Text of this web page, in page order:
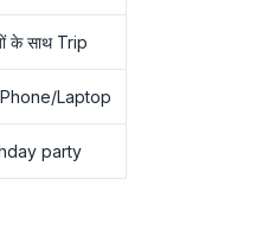
के साथ Trip
Phone/Laptop
party